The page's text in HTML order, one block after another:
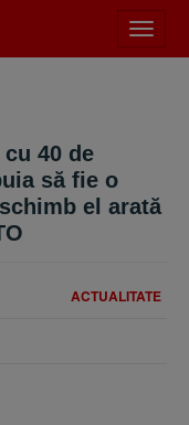
meniu
40 de
să fie o
el arată
ACTUALITATE